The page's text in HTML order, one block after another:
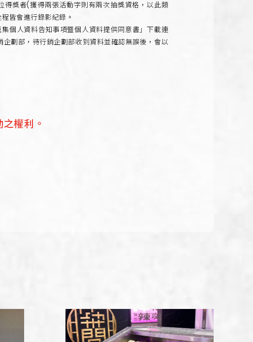
獎者(獲得兩張活動字則有兩次抽獎資格，以此類
皆會進行錄影紀錄。
個人資料告知事項暨個人資料提供同意書」下載連
劃部，待行銷企劃部收到資料並確認無誤後，會以
權利。